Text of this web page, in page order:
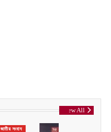
View All
জাতীয় সংবাদ